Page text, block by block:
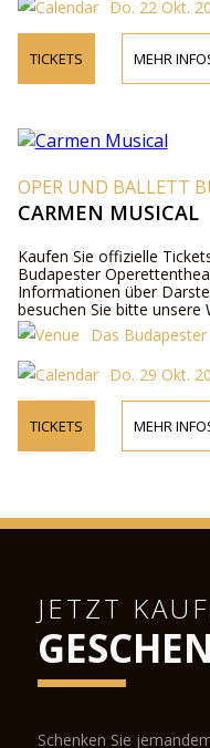
Do. 22 Okt.
TICKETS MEHR
OPER UND BALLETT
CARMEN MUSICAL
Kaufen Sie offizielle
Budapester
Informationen über
besuchen Sie bitte unsere
telefonisch.Das
Do. 29 Okt.
TICKETS MEHR
JETZT
Schenken Sie